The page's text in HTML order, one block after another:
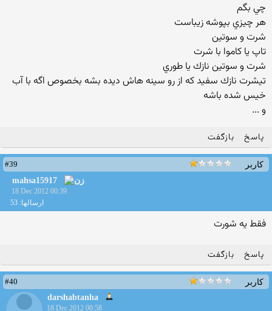
چي بگم
هر چيزي بپوشه زيباست
شرت و سوتين
تاپ يا كاموا با شرت
شرت و سوتين نازك يا طوري
تيشرت نازك سفيد كه از رو سينه هاش ديده بشه بخصوص اگه با آب
خيس شده باشه
و ...
پاسخ بازگفت
کاربر
#39
mahsa15917
18 Dec 2012 00:39
ارسالها: 53
فقط یه شورت
پاسخ بازگفت
کاربر
#40
darshabtanha
18 Dec 2012 00:58